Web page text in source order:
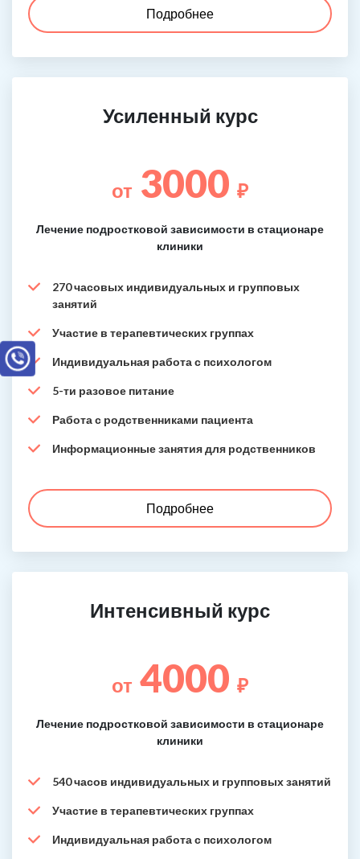
Подробнее
Усиленный курс
от 3000 ₽
Лечение подростковой зависимости в стационаре
клиники
270 часовых индивидуальных и групповых
занятий
Участие в терапевтических группах
Индивидуальная работа с психологом
5-ти разовое питание
Работа с родственниками пациента
Информационные занятия для родственников
Подробнее
Интенсивный курс
от 4000 ₽
Лечение подростковой зависимости в стационаре
клиники
540 часов индивидуальных и групповых занятий
Участие в терапевтических группах
Индивидуальная работа с психологом